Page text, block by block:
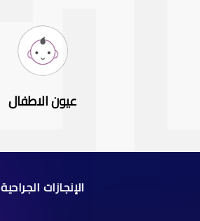
عيون الاطفال
الإنجازات الجراحية